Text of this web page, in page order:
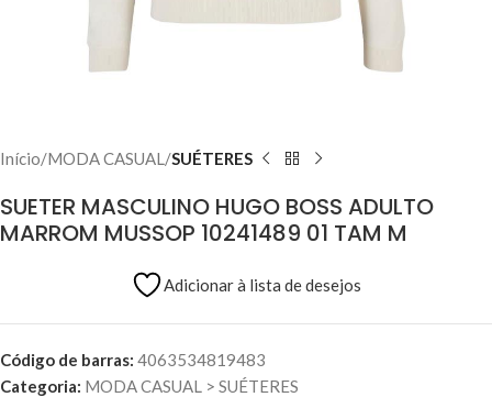
Início MODA CASUAL SUÉTERES
SUETER MASCULINO HUGO BOSS ADULTO
MARROM MUSSOP 10241489 01 TAM M
Adicionar à lista de desejos
Código de barras: 4063534819483
Categoria: MODA CASUAL > SUÉTERES